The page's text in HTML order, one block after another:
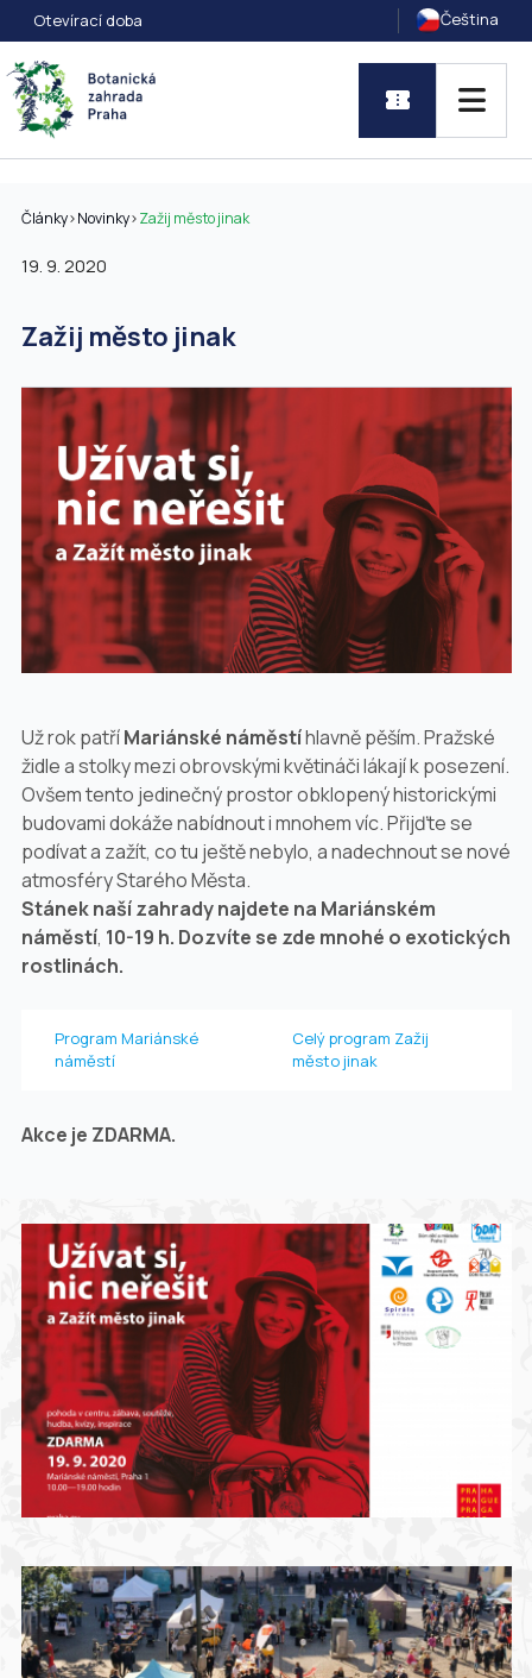
Otevírací doba Čeština
Články>Novinky>Zažij město jinak
19. 9. 2020
Zažij město jinak
Už rok patříMariánské náměstíhlavně pěším. Pražské
židle a stolky mezi obrovskými květináči lákají k posezení.
Ovšem tento jedinečný prostor obklopený historickými
budovami dokáže nabídnout i mnohem víc. Přijďte se
podívat a zažít, co tu ještě nebylo, a nadechnout se nové
atmosféry Starého Města.
Stánek naší zahrady najdete na Mariánském
náměstí, 10-19 h. Dozvíte se zde mnohé o exotických
rostlinách.
Program Mariánské
náměstí
Celý program Zažij
město jinak
Akce je ZDARMA.